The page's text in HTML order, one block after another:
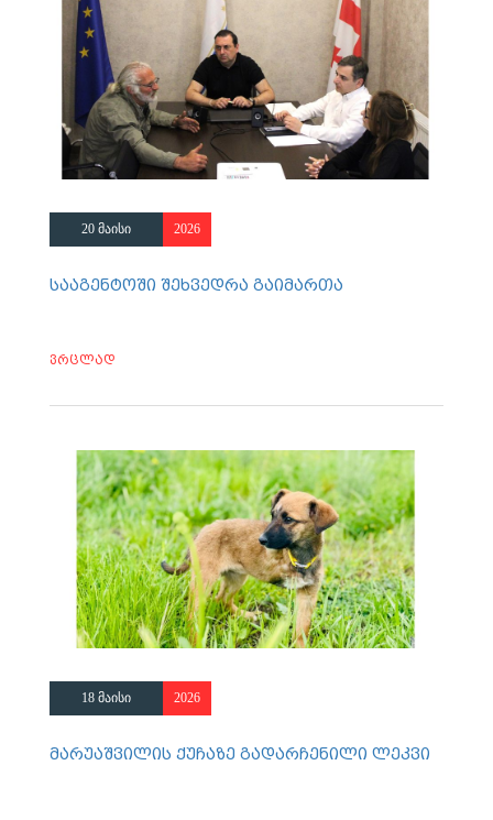
20 მაისი 2026
სააგენტოში შეხვედრა გაიმართა
ვრცლად
18 მაისი 2026
მარუაშვილის ქუჩაზე გადარჩენილი ლეკვი